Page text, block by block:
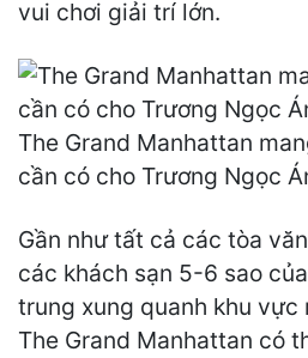
vui chơi giải trí lớn.
The Grand Manhattan
cần có cho Trương Ngọc
Gần như tất cả các tòa
các khách sạn 5-6 sao
trung xung quanh khu vực
The Grand Manhattan có